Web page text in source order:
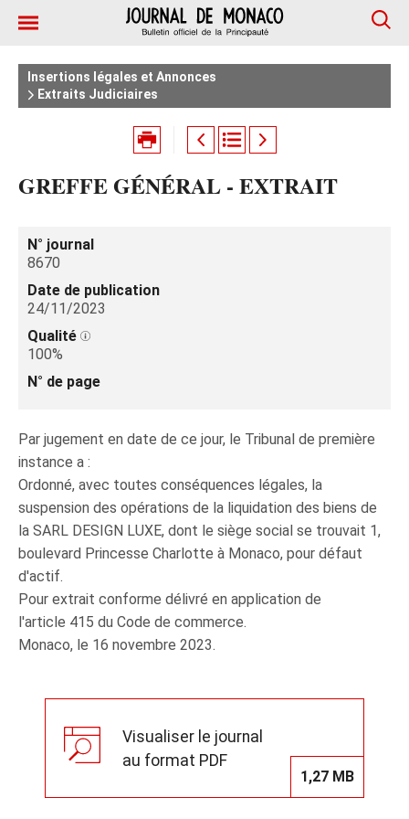
Insertions légales et Annonces
Extraits Judiciaires
GREFFE GÉNÉRAL - EXTRAIT
N° journal
8670
Date de publication
24/11/2023
Qualité
100%
N° de page
Par jugement en date de ce jour, le Tribunal de première
instance a :
Ordonné, avec toutes conséquences légales, la
suspension des opérations de la liquidation des biens de
la SARL DESIGN LUXE, dont le siège social se trouvait 1,
boulevard Princesse Charlotte à Monaco, pour défaut
d'actif.
Pour extrait conforme délivré en application de
l'article 415 du Code de commerce.
Monaco, le 16 novembre 2023.
Visualiser le journal
au format PDF
1,27 MB